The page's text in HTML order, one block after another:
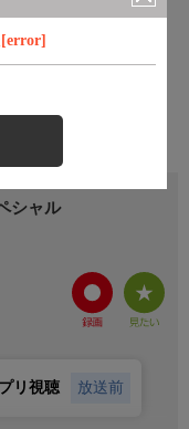
[error]
シャル
リ視聴 放送前